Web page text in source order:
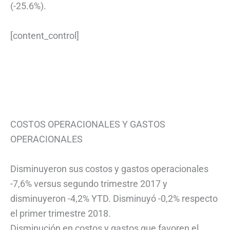
(-25.6%).
[content_control]
COSTOS OPERACIONALES Y GASTOS
OPERACIONALES
Disminuyeron sus costos y gastos operacionales
-7,6% versus segundo trimestre 2017 y
disminuyeron -4,2% YTD. Disminuyó -0,2% respecto
el primer trimestre 2018.